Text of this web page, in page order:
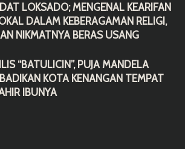
LOKSADO; MENGENAL KEARIFAN
DALAM KEBERAGAMAN RELIGI,
NIKMATNYA BERAS USANG
“BATULICIN”, PUJA MANDELA
KOTA KENANGAN TEMPAT
IBUNYA